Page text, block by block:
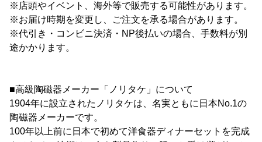
※店頭やイベント、海外等で販売する可能性があります。
※お届け時期を変更し、ご注文を承る場合があります。
※代引き・コンビニ決済・NP後払いの場合、手数料が別
途かかります。
■高級陶磁器メーカー「ノリタケ」について
1904年に設立されたノリタケは、名実ともに日本No.1の
陶磁器メーカーです。
100年以上前に日本で初めて洋食器ディナーセットを完成